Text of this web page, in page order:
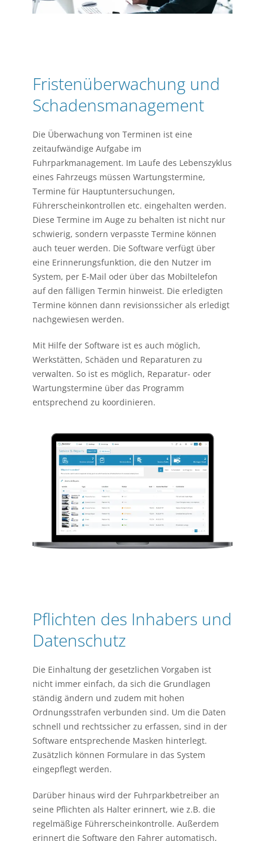
Fristenüberwachung und
Schadensmanagement
Die Überwachung von Terminen ist eine
zeitaufwändige Aufgabe im
Fuhrparkmanagement. Im Laufe des Lebenszyklus
eines Fahrzeugs müssen Wartungstermine,
Termine für Hauptuntersuchungen,
Führerscheinkontrollen etc. eingehalten werden.
Diese Termine im Auge zu behalten ist nicht nur
schwierig, sondern verpasste Termine können
auch teuer werden. Die Software verfügt über
eine Erinnerungsfunktion, die den Nutzer im
System, per E-Mail oder über das Mobiltelefon
auf den fälligen Termin hinweist. Die erledigten
Termine können dann revisionssicher als erledigt
nachgewiesen werden.
Mit Hilfe der Software ist es auch möglich,
Werkstätten, Schäden und Reparaturen zu
verwalten. So ist es möglich, Reparatur- oder
Wartungstermine über das Programm
entsprechend zu koordinieren.
Pflichten des Inhabers und
Datenschutz
Die Einhaltung der gesetzlichen Vorgaben ist
nicht immer einfach, da sich die Grundlagen
ständig ändern und zudem mit hohen
Ordnungsstrafen verbunden sind. Um die Daten
schnell und rechtssicher zu erfassen, sind in der
Software entsprechende Masken hinterlegt.
Zusätzlich können Formulare in das System
eingepflegt werden.
Darüber hinaus wird der Fuhrparkbetreiber an
seine Pflichten als Halter erinnert, wie z.B. die
regelmäßige Führerscheinkontrolle. Außerdem
erinnert die Software den Fahrer automatisch,